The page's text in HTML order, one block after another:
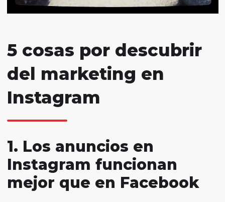
5 cosas por descubrir
del marketing en
Instagram
1. Los anuncios en
Instagram funcionan
mejor que en Facebook